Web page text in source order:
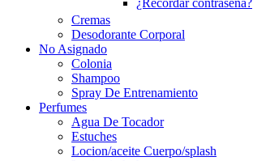
¿Recordar contraseña?
Cremas
Desodorante Corporal
No Asignado
Colonia
Shampoo
Spray De Entrenamiento
Perfumes
Agua De Tocador
Estuches
Locion/aceite Cuerpo/splash